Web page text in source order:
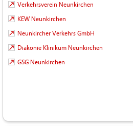
Verkehrsverein Neunkirchen
KEW Neunkirchen
Neunkircher Verkehrs GmbH
Diakonie Klinikum Neunkirchen
GSG Neunkirchen